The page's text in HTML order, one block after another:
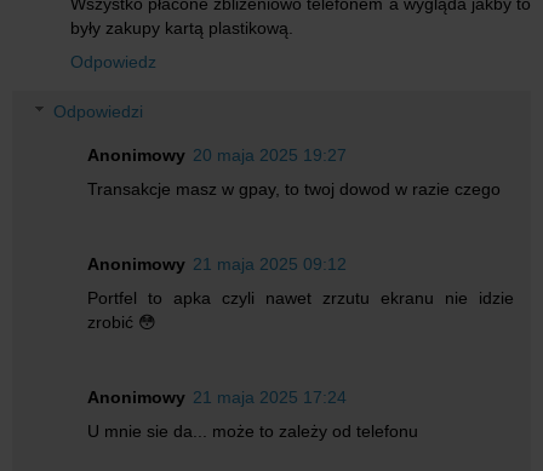
były zakupy kartą plastikową.
Odpowiedz
Odpowiedzi
Anonimowy 20 maja 2025 19:27
Transakcje masz w gpay, to twoj dowod w razie czego
Anonimowy 21 maja 2025 09:12
Portfel to apka czyli nawet zrzutu ekranu nie idzie
zrobić 😳
Anonimowy 21 maja 2025 17:24
U mnie sie da... może to zależy od telefonu